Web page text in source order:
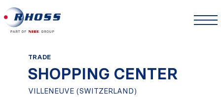
TRADE
SHOPPING CENTER
VILLENEUVE (SWITZERLAND)